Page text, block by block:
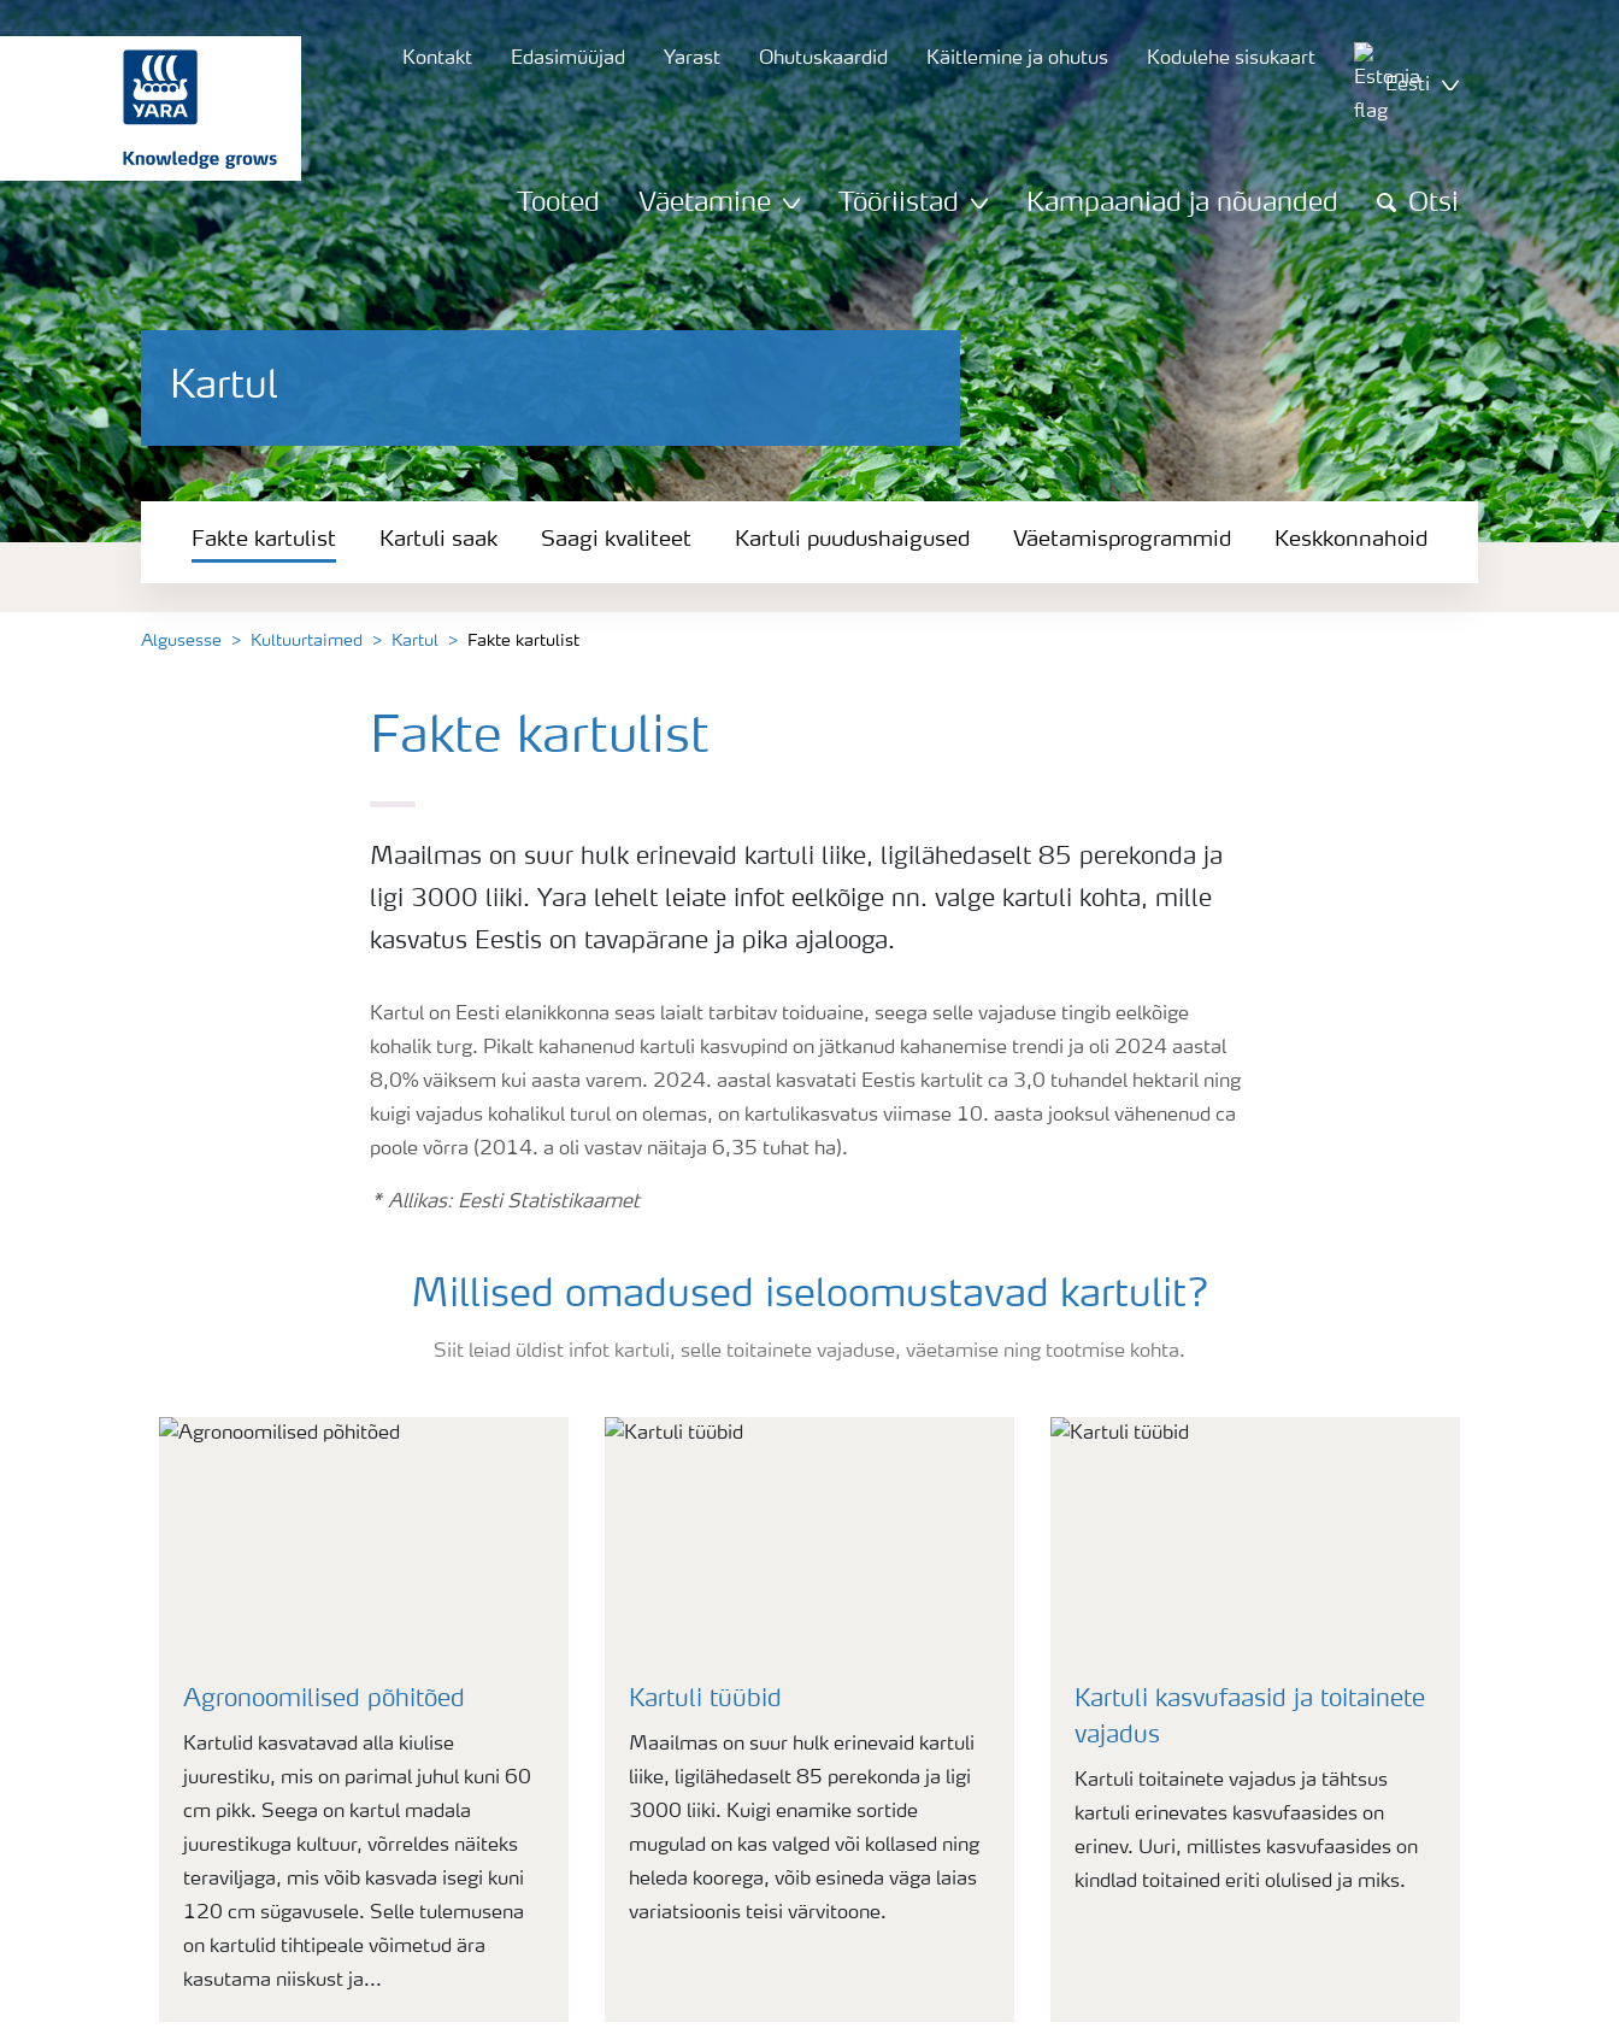
Kontakt Edasimüüjad Yarast Ohutuskaardid Käitlemine ja ohutus
Kodulehe sisukaart
Eesti
Tooted Väetamine Tööriistad Kampaaniad ja nõuanded Otsi
Kartul
Fakte kartulist
Kartuli saak
Saagi kvaliteet
Kartuli puudushaigused
Fakte kartulist Kartuli saak Saagi kvaliteet Kartuli puudushaigused Väetamisprogrammid Keskkonnahoid
Algusesse Kultuurtaimed Kartul Fakte kartulist
Fakte kartulist
Maailmas on suur hulk erinevaid kartuli liike, ligilähedaselt 85 perekonda ja
ligi 3000 liiki. Yara lehelt leiate infot eelkõige nn. valge kartuli kohta, mille
kasvatus Eestis on tavapärane ja pika ajalooga.
Kartul on Eesti elanikkonna seas laialt tarbitav toiduaine, seega selle vajaduse tingib eelkõige
kohalik turg. Pikalt kahanenud kartuli kasvupind on jätkanud kahanemise trendi ja oli 2024 aastal
8,0% väiksem kui aasta varem. 2024. aastal kasvatati Eestis kartulit ca 3,0 tuhandel hektaril ning
kuigi vajadus kohalikul turul on olemas, on kartulikasvatus viimase 10. aasta jooksul vähenenud ca
poole võrra (2014. a oli vastav näitaja 6,35 tuhat ha).
* Allikas: Eesti Statistikaamet
Millised omadused iseloomustavad kartulit?
Siit leiad üldist infot kartuli, selle toitainete vajaduse, väetamise ning tootmise kohta.
Agronoomilised põhitõed
Kartulid kasvatavad alla kiulise
juurestiku, mis on parimal juhul kuni 60
cm pikk. Seega on kartul madala
juurestikuga kultuur, võrreldes näiteks
teraviljaga, mis võib kasvada isegi kuni
120 cm sügavusele. Selle tulemusena
on kartulid tihtipeale võimetud ära
kasutama niiskust ja...
Kartuli tüübid
Maailmas on suur hulk erinevaid kartuli
liike, ligilähedaselt 85 perekonda ja ligi
3000 liiki. Kuigi enamike sortide
mugulad on kas valged või kollased ning
heleda koorega, võib esineda väga laias
variatsioonis teisi värvitoone.
Kartuli kasvufaasid ja toitainete
vajadus
Kartuli toitainete vajadus ja tähtsus
kartuli erinevates kasvufaasides on
erinev. Uuri, millistes kasvufaasides on
kindlad toitained eriti olulised ja miks.